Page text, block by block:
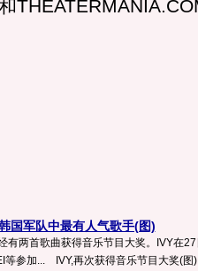
国军队中最有人气歌手(图)
有两首歌曲获得音乐节目大奖。IVY在
等参加... IVY,再次获得音乐节目大奖(图